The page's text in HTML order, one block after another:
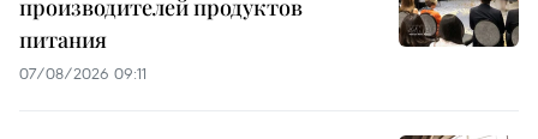
производителей продуктов
питания
07/08/2026 09:11